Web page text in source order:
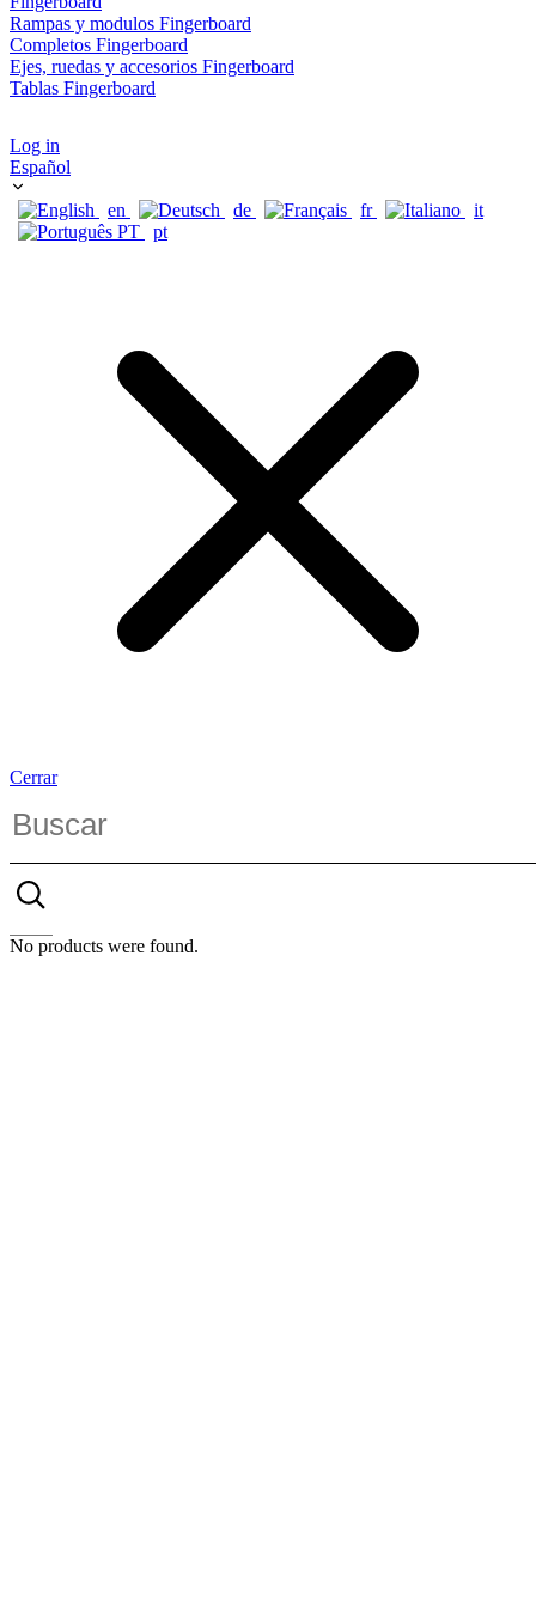
Rampas y modulos Fingerboard
Completos Fingerboard
Ejes, ruedas y accesorios Fingerboard
Tablas Fingerboard
Log in
Español
en de fr
it
pt
Cerrar
No products were found.